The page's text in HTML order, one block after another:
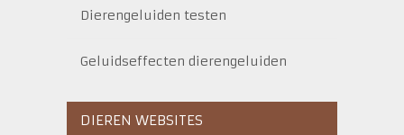
Dierengeluiden testen
Geluidseffecten dierengeluiden
DIEREN WEBSITES